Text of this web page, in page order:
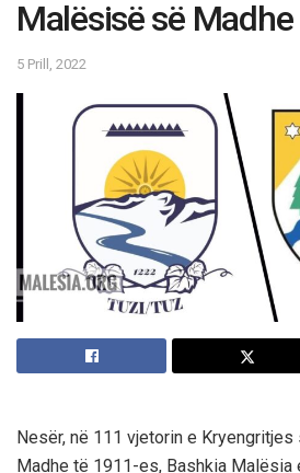
Malësisë së Madhe
5 Prill, 2022
Nesër, në 111 vjetorin e
Madhe të 1911-es, Bashkia Malësia